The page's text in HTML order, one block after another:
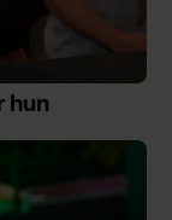
hun